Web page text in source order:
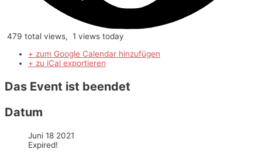
479 total views, 1 views today
+ zum Google Calendar hinzufügen
+ zu iCal exportieren
Das Event ist beendet
Datum
Juni 18 2021
Expired!